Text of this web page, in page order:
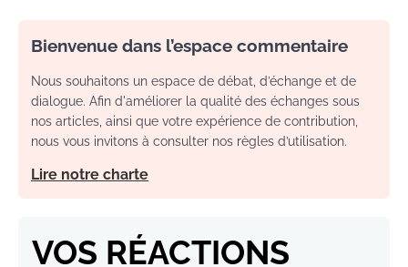
Bienvenue dans l’espace commentaire
Nous souhaitons un espace de débat, d’échange et de
dialogue. Afin d'améliorer la qualité des échanges sous
nos articles, ainsi que votre expérience de contribution,
nous vous invitons à consulter nos règles d’utilisation.
Lire notre charte
VOS RÉACTIONS